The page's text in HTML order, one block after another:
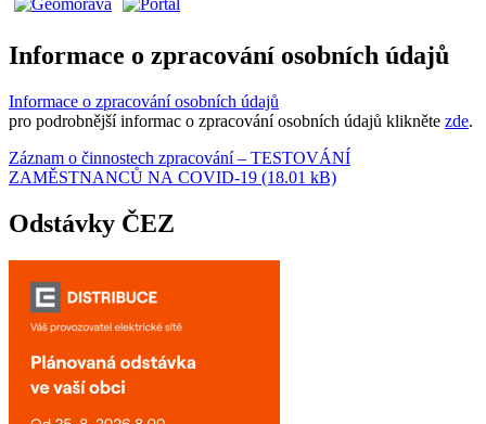
Informace o zpracování osobních údajů
Informace o zpracování osobních údajů
pro podrobnější informac o zpracování osobních údajů klikněte zde.
Záznam o činnostech zpracování – TESTOVÁNÍ
ZAMĚSTNANCŮ NA COVID-19 (18.01 kB)
Odstávky ČEZ